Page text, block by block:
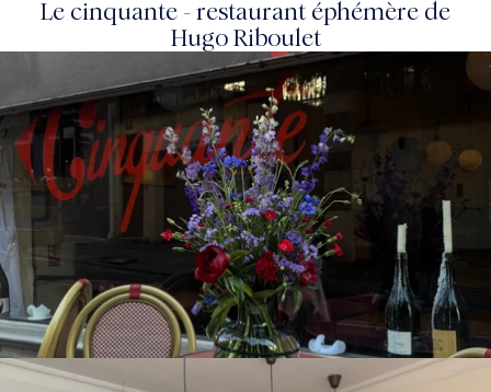
Le cinquante - restaurant éphémère de
Hugo Riboulet